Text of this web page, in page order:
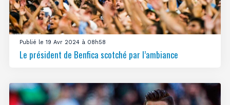
Publié le 19 Avr 2024 à 08h58
Le président de Benfica scotché par l’ambiance